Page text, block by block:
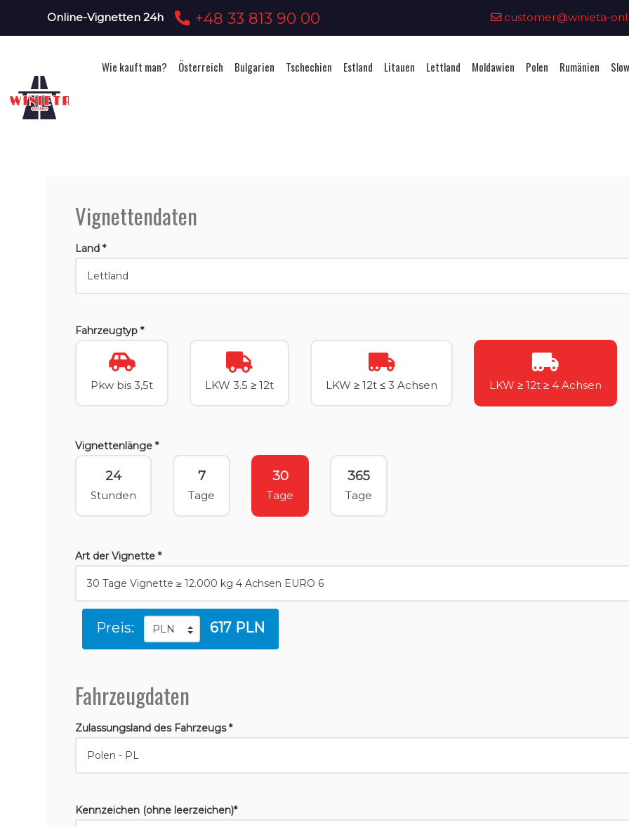
Online-Vignetten 24h +48 33 813 90 00 customer@winieta-
Wie kauft man? Österreich Bulgarien Tschechien Estland Litauen Lettland Moldawien Polen Rumänien
Vignettendaten
Land *
Fahrzeugtyp *
Pkw bis 3,5t LKW 3.5 ≥ 12t LKW ≥ 12t ≤ 3 Achsen LKW ≥ 12t ≥ 4 Achsen
Vignettenlänge *
24
Stunden
7
Tage
30
Tage
365
Tage
Art der Vignette *
Preis: 617 PLN
Fahrzeugdaten
Zulassungsland des Fahrzeugs *
Kennzeichen (ohne leerzeichen)*